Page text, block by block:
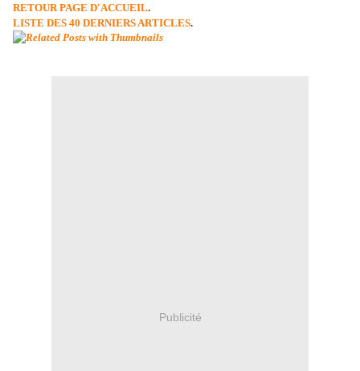
RETOUR PAGE D'ACCUEIL.
LISTE DES 40 DERNIERS ARTICLES.
Publicité